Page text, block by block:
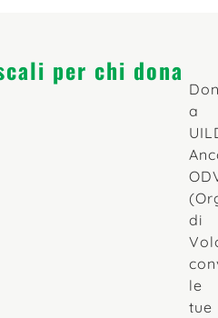
per chi dona
a
di
le
tue